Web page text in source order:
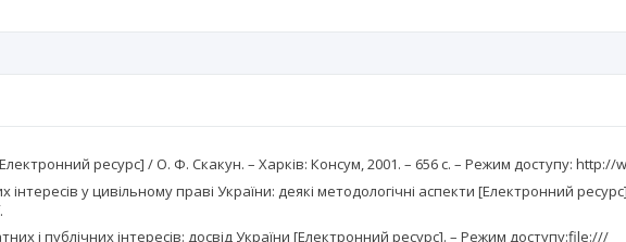
ресурс] / О. Ф. Скакун. – Харків: Консум, 2001. – 656 с. – Режим доступу:
інтересів у цивільному праві України: деякі методологічні аспекти [Електронний
і публічних інтересів: досвід України [Електронний ресурс]. – Режим доступу:file:///